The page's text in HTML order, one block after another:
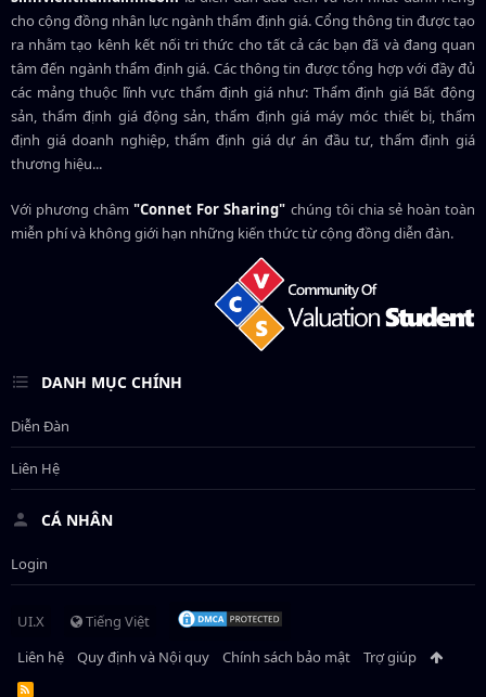
cho cộng đồng nhân lực ngànhthẩm định giá. Cổng thông tin được tạo
ra nhằm tạo kênh kết nối tri thức cho tất cả các bạn đã và đang quan
tâm đến ngành thẩm định giá. Các thông tin được tổng hợp với đầy đủ
các mảng thuộc lĩnh vực thẩm định giá như: Thẩm định giá Bất động
sản, thẩm định giá động sản, thẩm định giá máy móc thiết bị, thẩm
định giá doanh nghiệp, thẩm định giá dự án đầu tư, thẩm định giá
thương hiệu...
Với phương châm"Connet For Sharing" chúng tôi chia sẻ hoàn toàn
miễn phí và không giới hạn những kiến thức từ cộng đồng diễn đàn.
DANH MỤC CHÍNH
Diễn Đàn
Liên Hệ
CÁ NHÂN
Login
UI.X
Tiếng Việt
Liên hệ
Quy định và Nội quy Chính sách bảo mật Trợ giúp
R